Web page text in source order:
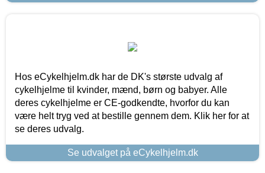
Hos eCykelhjelm.dk har de DK's største udvalg af
cykelhjelme til kvinder, mænd, børn og babyer. Alle
deres cykelhjelme er CE-godkendte, hvorfor du kan
være helt tryg ved at bestille gennem dem. Klik her for at
se deres udvalg.
Se udvalget på eCykelhjelm.dk